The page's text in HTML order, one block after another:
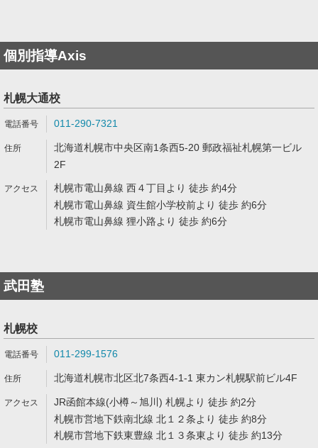
個別指導Axis
札幌大通校
011-290-7321
北海道札幌市中央区南1条西5-20 郵政福祉札幌第一ビル
2F
札幌市電山鼻線 西４丁目より 徒歩 約4分
札幌市電山鼻線 資生館小学校前より 徒歩 約6分
札幌市電山鼻線 狸小路より 徒歩 約6分
武田塾
札幌校
011-299-1576
北海道札幌市北区北7条西4-1-1 東カン札幌駅前ビル4F
JR函館本線(小樽～旭川) 札幌より 徒歩 約2分
札幌市営地下鉄南北線 北１２条より 徒歩 約8分
札幌市営地下鉄東豊線 北１３条東より 徒歩 約13分